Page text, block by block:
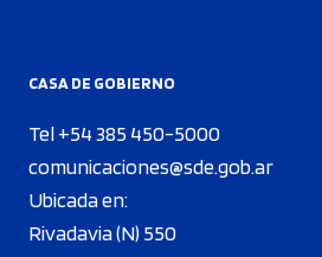
CASA DE GOBIERNO
Tel +54 385 450-5000
comunicaciones@sde.gob.ar
Ubicada en:
Rivadavia (N) 550